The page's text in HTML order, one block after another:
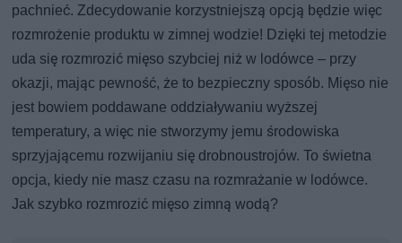
pachnieć. Zdecydowanie korzystniejszą opcją będzie więc
rozmrożenie produktu w zimnej wodzie! Dzięki tej metodzie
uda się rozmrozić mięso szybciej niż w lodówce – przy
okazji, mając pewność, że to bezpieczny sposób. Mięso nie
jest bowiem poddawane oddziaływaniu wyższej
temperatury, a więc nie stworzymy jemu środowiska
sprzyjającemu rozwijaniu się drobnoustrojów. To świetna
opcja, kiedy nie masz czasu na rozmrażanie w lodówce.
Jak szybko rozmrozić mięso zimną wodą?